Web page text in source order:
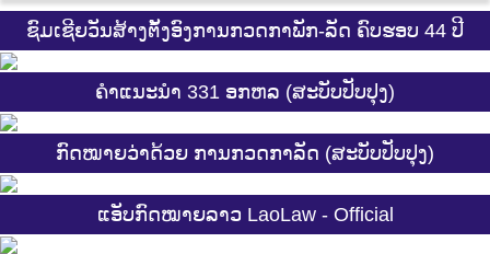
ຊົມເຊີຍວັນສ້າງຕັ້ງອົງການກວດກາພັກ-ລັດ ຄົບຮອບ 44 ປີ
ຄຳແນະນຳ 331 ອກຫລ (ສະບັບປັບປຸງ)
ກົດໝາຍວ່າດ້ວຍ ການກວດກາລັດ (ສະບັບປັບປຸງ)
ແອັບກົດໝາຍລາວ LaoLaw - Official